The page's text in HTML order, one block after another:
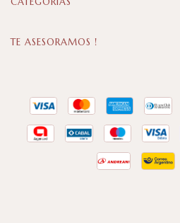
TE ASESORAMOS !